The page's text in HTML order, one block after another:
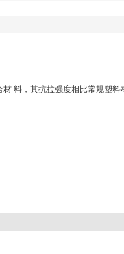
料，其抗拉强度相比常规塑料